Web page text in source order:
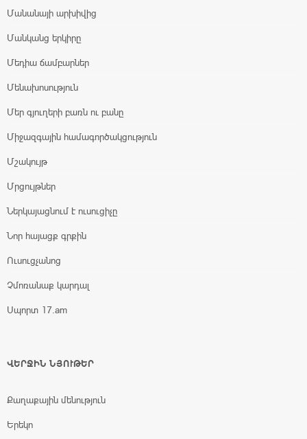
Մանանայի արխիվից
Մանկանց երկիրը
Մեդիա ճամբարներ
Մենախոսություն
Մեր գյուղերի բառն ու բանը
Միջազգային համագործակցություն
Մշակույթ
Մրցույթներ
Ներկայացնում է ուսուցիչը
Նոր հայացք գրքին
Ուսուցչանոց
Չմոռանաք կարդալ
Սպորտ 17.am
ՎԵՐՋԻՆ ՆՅՈՒԹԵՐ
Քաղաքային մենություն
Երեկո